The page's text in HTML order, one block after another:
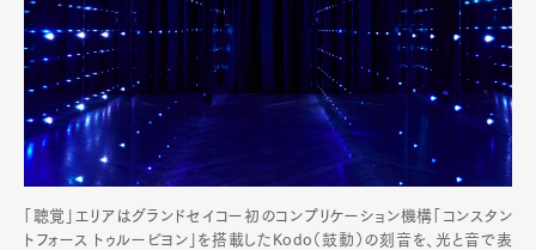
「聴覚」エリアはグランドセイコー初のコンプリケーション機構「コンスタン
トフォース トゥルービヨン」を搭載したKodo（鼓動）の刻音を、光と音で表